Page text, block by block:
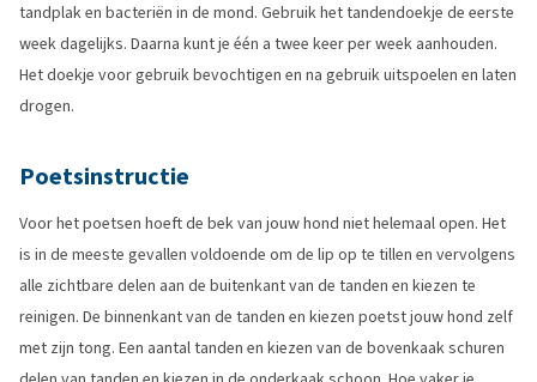
tandplak en bacteriën in de mond. Gebruik het tandendoekje de eerste
week dagelijks. Daarna kunt je één a twee keer per week aanhouden.
Het doekje voor gebruik bevochtigen en na gebruik uitspoelen en laten
drogen.
Poetsinstructie
Voor het poetsen hoeft de bek van jouw hond niet helemaal open. Het
is in de meeste gevallen voldoende om de lip op te tillen en vervolgens
alle zichtbare delen aan de buitenkant van de tanden en kiezen te
reinigen. De binnenkant van de tanden en kiezen poetst jouw hond zelf
met zijn tong. Een aantal tanden en kiezen van de bovenkaak schuren